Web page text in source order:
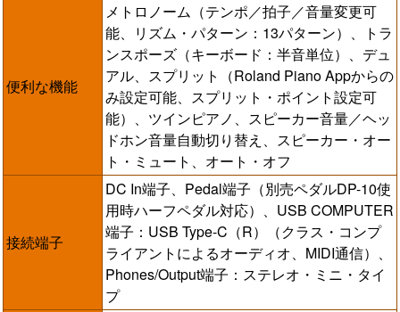
便利な機能
メトロノーム（テンポ／拍子／音量変更可
能、リズム・パターン：13パターン）、トラ
ンスポーズ（キーボード：半音単位）、デュ
アル、スプリット（Roland Piano Appからの
み設定可能、スプリット・ポイント設定可
能）、ツインピアノ、スピーカー音量／ヘッ
ドホン音量自動切り替え、スピーカー・オー
ト・ミュート、オート・オフ
接続端子
DC In端子、Pedal端子（別売ペダルDP-10使
用時ハーフペダル対応）、USB COMPUTER
端子：USB Type-C（R）（クラス・コンプ
ライアントによるオーディオ、MIDI通信）、
Phones/Output端子：ステレオ・ミニ・タイ
プ